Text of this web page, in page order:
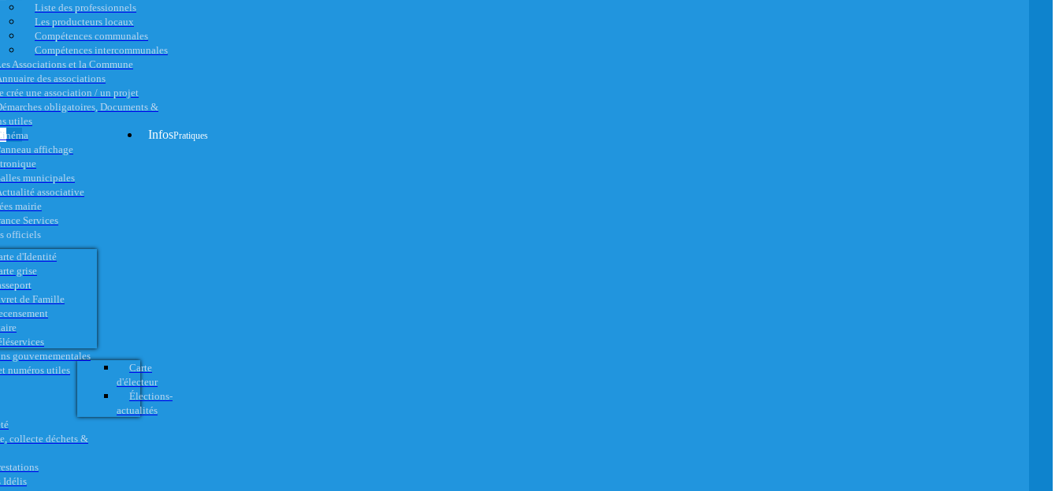
Liste des professionnels
Les producteurs locaux
Compétences communales
Compétences intercommunales
Associations et la Commune
des associations
crée une association / un projet
obligatoires, Documents &
utiles
affichage
municipales
associative
InfosPratiques
mairie
Services
officiels
d'Identité
grise
de Famille
gouvernementales
numéros utiles
Carte
d'électeur
Élections-
actualités
collecte déchets &
Idélis